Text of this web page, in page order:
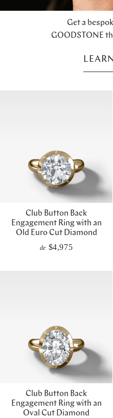
Get a
GOODSTONE
Club Button Back
Engagement Ring with an
Old Euro Cut Diamond
de $4,975
Club Button Back
Engagement Ring with an
Oval Cut Diamond